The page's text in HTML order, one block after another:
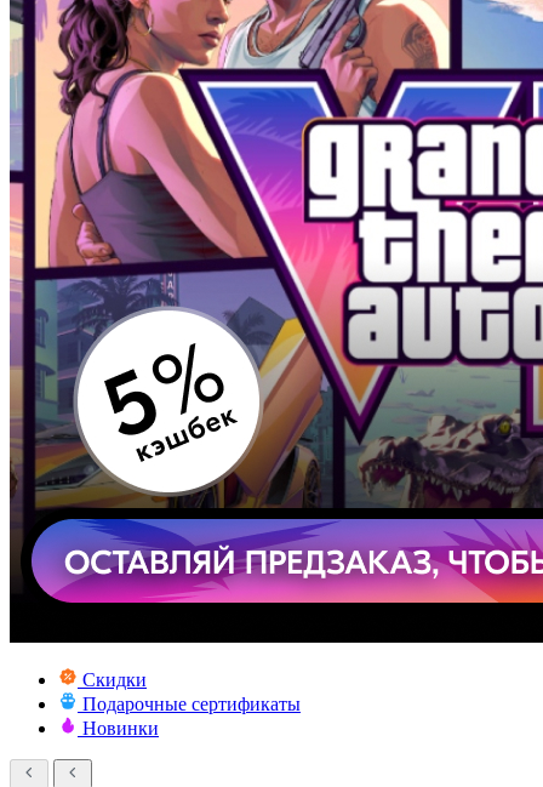
Скидки
Подарочные сертификаты
Новинки